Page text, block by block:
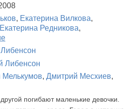
, Екатерина Вилкова,
Екатерина Редникова,
Либенсон
Мелькумов, Дмитрий Месхиев,
погибают маленькие девочки.